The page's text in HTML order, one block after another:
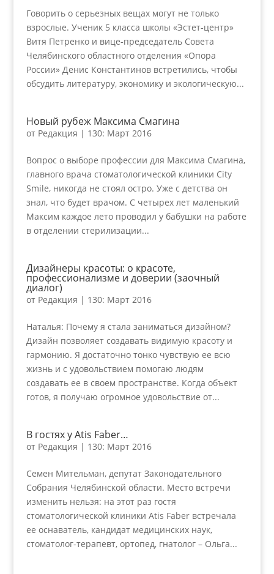
Говорить о серьезных вещах могут не только
взрослые. Ученик 5 класса школы «Эстет-центр»
Витя Петренко и вице-председатель Совета
Челябинского областного отделения «Опора
России» Денис Константинов встретились, чтобы
обсудить литературу, экономику и экологическую...
Новый рубеж Максима Смагина
от Редакция | 130: Март 2016
Вопрос о выборе профессии для Максима Смагина,
главного врача стоматологической клиники City
Smile, никогда не стоял остро. Уже с детства он
знал, что будет врачом. С четырех лет маленький
Максим каждое лето проводил у бабушки на работе
в отделении стерилизации...
Дизайнеры красоты: о красоте,
профессионализме и доверии (заочный
диалог)
от Редакция | 130: Март 2016
Наталья: Почему я стала заниматься дизайном?
Дизайн позволяет создавать видимую красоту и
гармонию. Я достаточно тонко чувствую ее всю
жизнь и с удовольствием помогаю людям
создавать ее в своем пространстве. Когда объект
готов, я получаю огромное удовольствие от...
В гостях у Atis Faber…
от Редакция | 130: Март 2016
Семен Мительман, депутат Законодательного
Собрания Челябинской области. Место встречи
изменить нельзя: на этот раз гостя
стоматологической клиники Atis Faber встречала
ее оснаватель, кандидат медицинских наук,
стоматолог-терапевт, ортопед, гнатолог – Ольга...